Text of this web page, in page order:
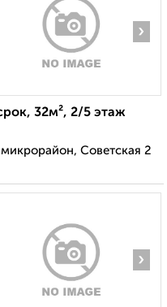
›
32м², 2/5 этаж
Советская 2
›